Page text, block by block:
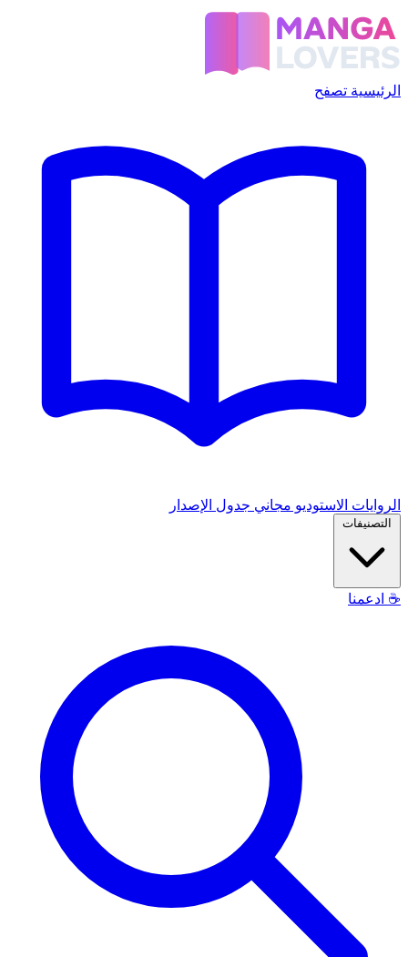
الرئيسية تصفح
الروايات الاستوديو مجاني جدول الإصدار
التصنيفات
☕ ادعمنا